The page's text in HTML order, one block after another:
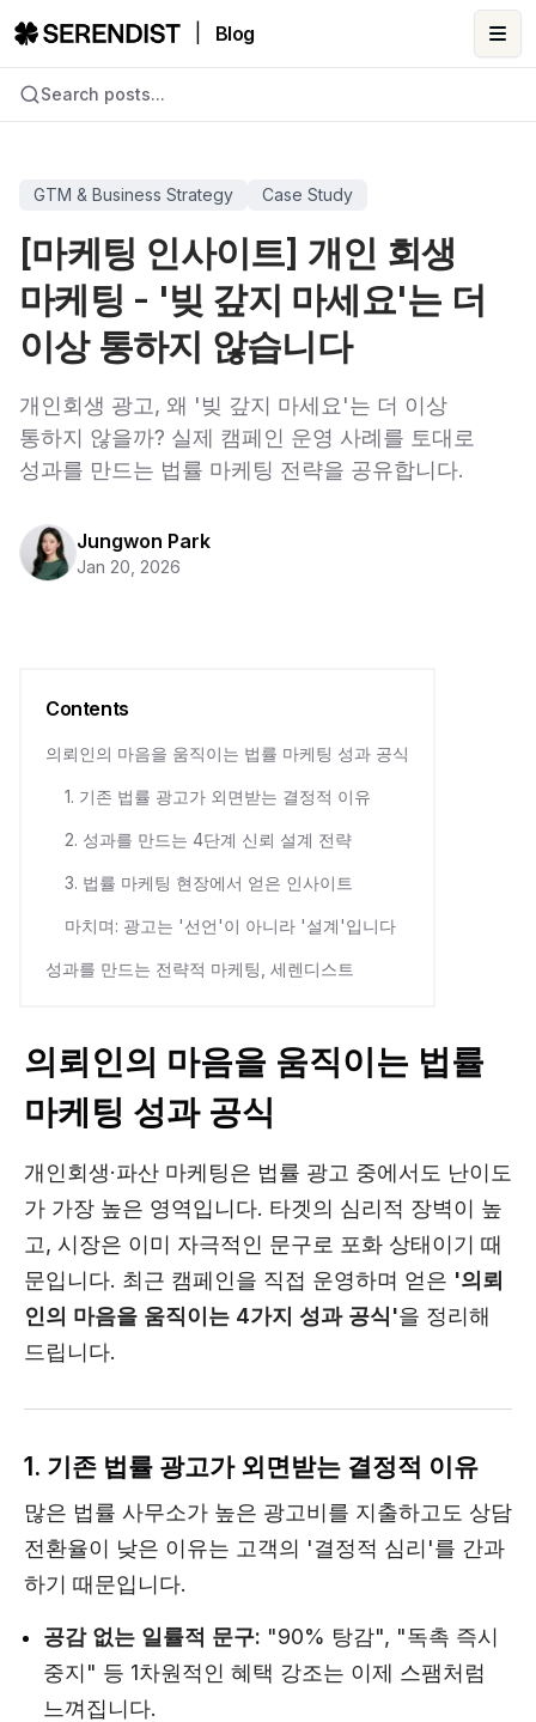
Blog
Search posts...
GTM & Business Strategy Case Study
[마케팅 인사이트] 개인 회생
마케팅 - '빚 갚지 마세요'는 더
이상 통하지 않습니다
개인회생 광고, 왜 '빚 갚지 마세요'는 더 이상
통하지 않을까? 실제 캠페인 운영 사례를 토대로
성과를 만드는 법률 마케팅 전략을 공유합니다.
Jungwon Park
Jan 20, 2026
Contents
의뢰인의 마음을 움직이는 법률 마케팅 성과 공식
1. 기존 법률 광고가 외면받는 결정적 이유
2. 성과를 만드는 4단계 신뢰 설계 전략
3. 법률 마케팅 현장에서 얻은 인사이트
마치며: 광고는 '선언'이 아니라 '설계'입니다
성과를 만드는 전략적 마케팅, 세렌디스트
의뢰인의 마음을 움직이는 법률
마케팅 성과 공식
개인회생·파산 마케팅은 법률 광고 중에서도 난이도
가 가장 높은 영역입니다. 타겟의 심리적 장벽이 높
고, 시장은 이미 자극적인 문구로 포화 상태이기 때
문입니다. 최근 캠페인을 직접 운영하며 얻은 '의뢰
인의 마음을 움직이는 4가지 성과 공식'을 정리해
드립니다.
1. 기존 법률 광고가 외면받는 결정적 이유
많은 법률 사무소가 높은 광고비를 지출하고도 상담
전환율이 낮은 이유는 고객의 '결정적 심리'를 간과
하기 때문입니다.
공감 없는 일률적 문구: "90% 탕감", "독촉 즉시
중지" 등 1차원적인 혜택 강조는 이제 스팸처럼
느껴집니다.